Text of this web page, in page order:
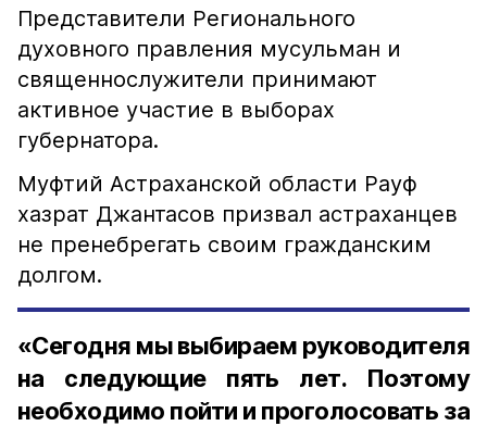
Представители Регионального
духовного правления мусульман и
священнослужители принимают
активное участие в выборах
губернатора.
Муфтий Астраханской области Рауф
хазрат Джантасов призвал астраханцев
не пренебрегать своим гражданским
долгом.
«Сегодня мы выбираем руководителя
на следующие пять лет. Поэтому
необходимо пойти и проголосовать за